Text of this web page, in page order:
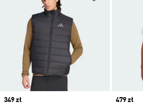
Price
349 zł
Price
479 zł